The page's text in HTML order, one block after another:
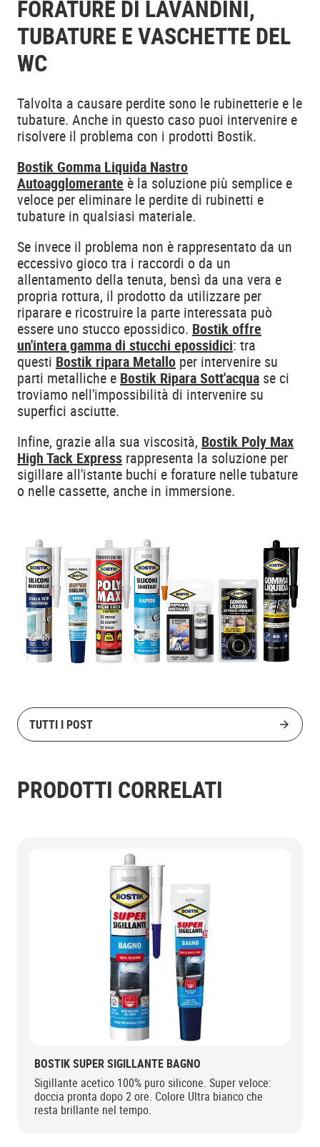
FORATURE DI LAVANDINI,
TUBATURE E VASCHETTE DEL
WC
Talvolta a causare perdite sono le rubinetterie e le
tubature. Anche in questo caso puoi intervenire e
risolvere il problema con i prodotti Bostik.
Bostik Gomma Liquida Nastro
Autoagglomerante è la soluzione più semplice e
veloce per eliminare le perdite di rubinetti e
tubature in qualsiasi materiale.
Se invece il problema non è rappresentato da un
eccessivo gioco tra i raccordi o da un
allentamento della tenuta, bensì da una vera e
propria rottura, il prodotto da utilizzare per
riparare e ricostruire la parte interessata può
essere uno stucco epossidico. Bostik offre
un'intera gamma di stucchi epossidici: tra
questi Bostik ripara Metallo per intervenire su
parti metalliche e Bostik Ripara Sott'acqua se ci
troviamo nell'impossibilità di intervenire su
superfici asciutte.
Infine, grazie alla sua viscosità, Bostik Poly Max
High Tack Express rappresenta la soluzione per
sigillare all'istante buchi e forature nelle tubature
o nelle cassette, anche in immersione.
TUTTI I POST
PRODOTTI CORRELATI
BOSTIK SUPER SIGILLANTE BAGNO
Sigillante acetico 100% puro silicone. Super veloce:
doccia pronta dopo 2 ore. Colore Ultra bianco che
resta brillante nel tempo.